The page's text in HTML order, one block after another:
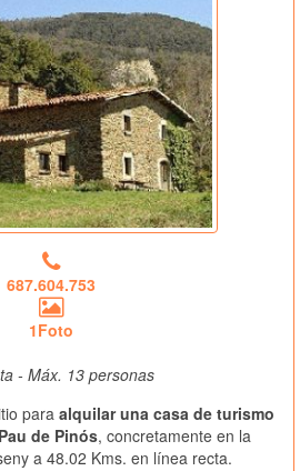
687.604.753
1Foto
- Máx. 13 personas
para alquilar una casa de turismo
de Pinós, concretamente en la
a 48.02 Kms. en línea recta.